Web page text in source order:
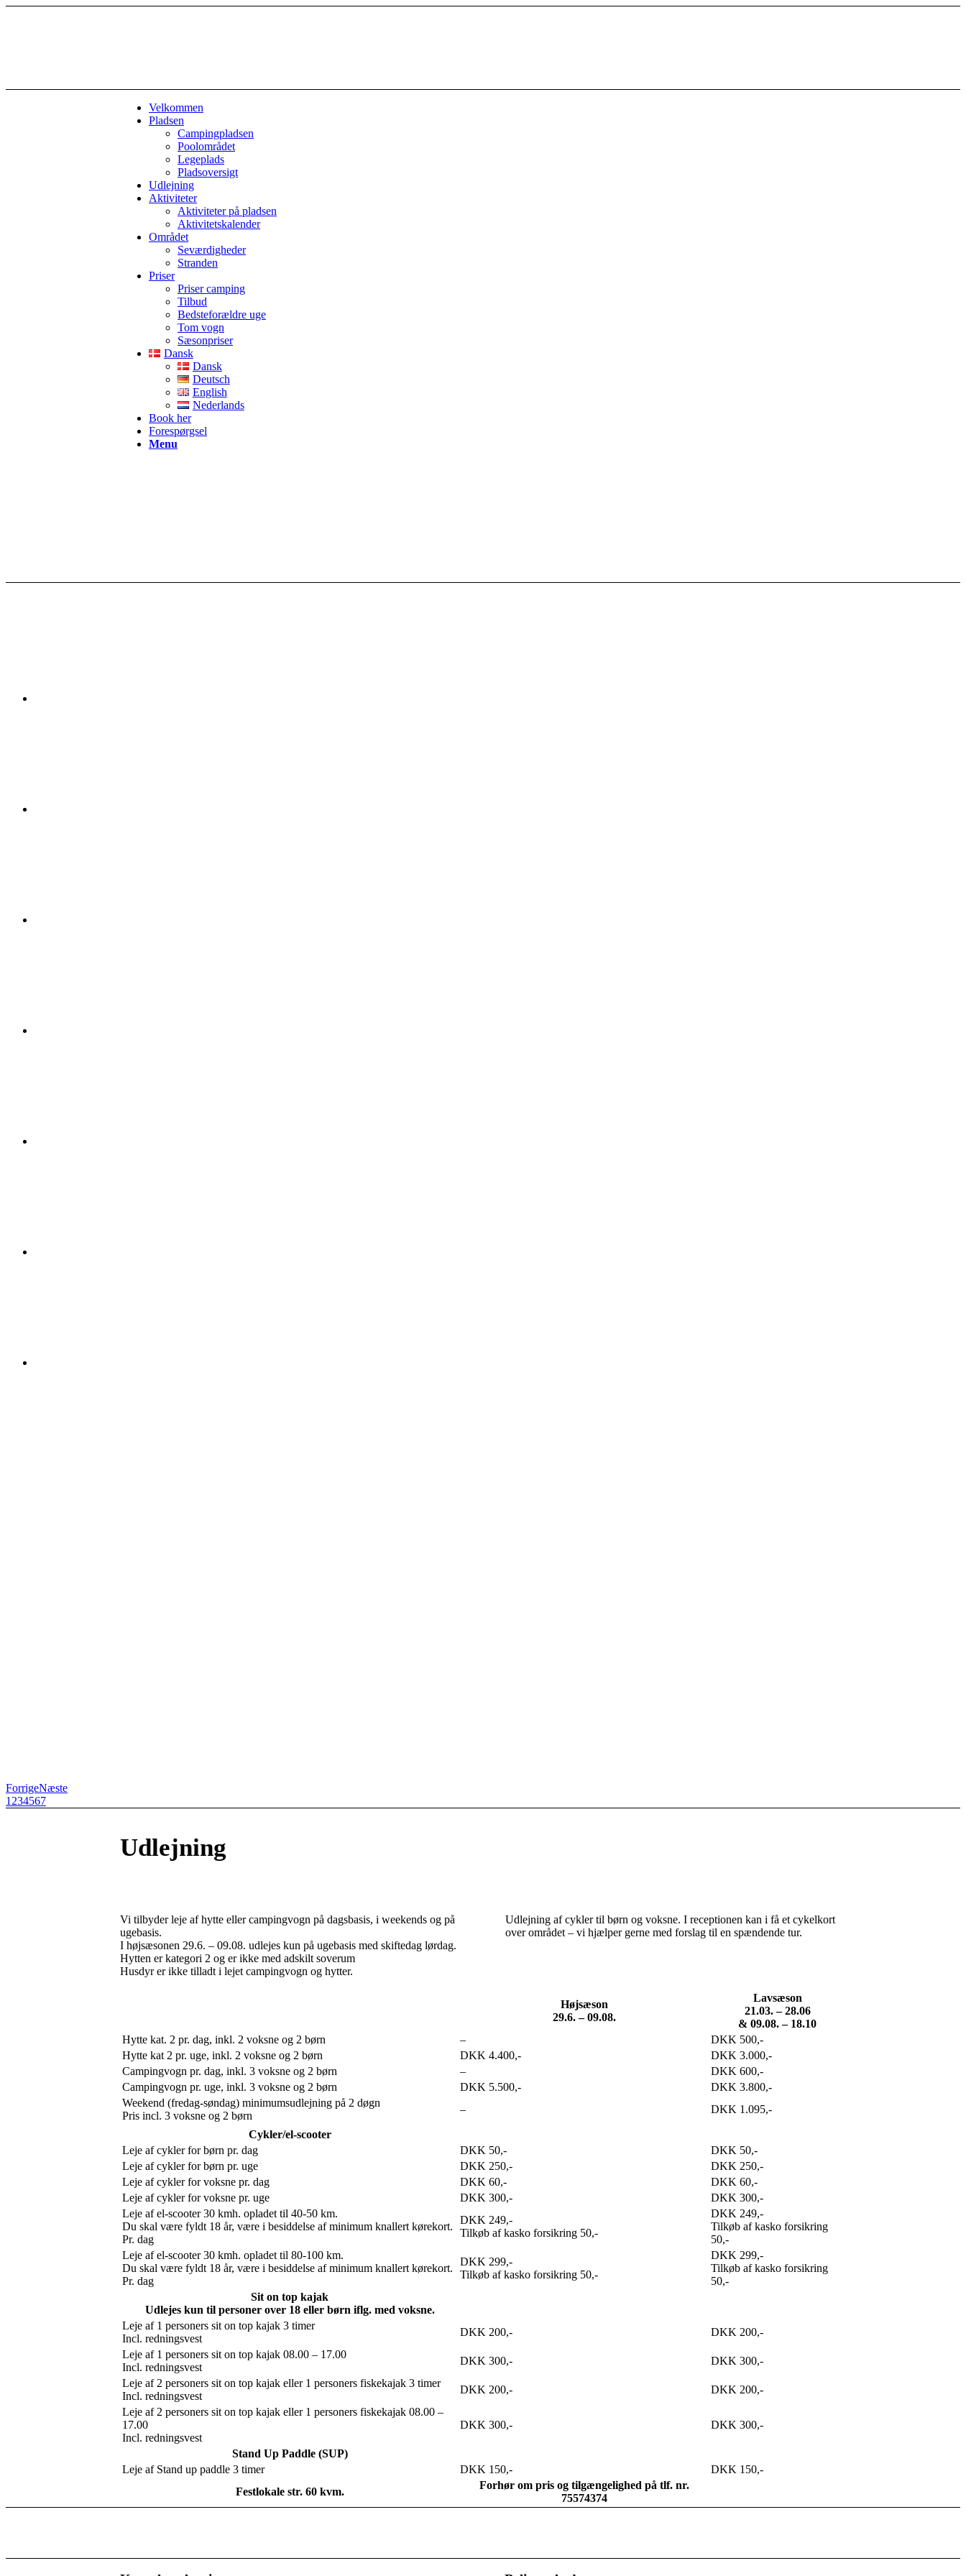
Velkommen
Pladsen
Campingpladsen
Poolområdet
Legeplads
Pladsoversigt
Udlejning
Aktiviteter
Aktiviteter på pladsen
Aktivitetskalender
Området
Seværdigheder
Stranden
Priser
Priser camping
Tilbud
Bedsteforældre uge
Tom vogn
Sæsonpriser
Dansk
Dansk
Deutsch
English
Nederlands
Book her
Forespørgsel
Menu
ForrigeNæste
1 234567
Udlejning
Vi tilbyder leje af hytte eller campingvogn på dagsbasis, i weekends og på
ugebasis.
I højsæsonen 29.6. – 09.08. udlejes kun på ugebasis med skiftedag lørdag.
Hytten er kategori 2 og er ikke med adskilt soverum
Husdyr er ikke tilladt i lejet campingvogn og hytter.
Udlejning af cykler til børn og voksne. I receptionen kan i få et cykelkort
over området – vi hjælper gerne med forslag til en spændende tur.
Højsæson
29.6. – 09.08.
Lavsæson
21.03. – 28.06
& 09.08. – 18.10
Hytte kat. 2 pr. dag, inkl. 2 voksne og 2 børn
–
DKK 500,-
Hytte kat 2 pr. uge, inkl. 2 voksne og 2 børn
DKK 4.400,-
DKK 3.000,-
Campingvogn pr. dag, inkl. 3 voksne og 2 børn
–
DKK 600,-
Campingvogn pr. uge, inkl. 3 voksne og 2 børn
DKK 5.500,-
DKK 3.800,-
Weekend (fredag-søndag) minimumsudlejning på 2 døgn
Pris incl. 3 voksne og 2 børn
– DKK 1.095,-
Cykler/el-scooter
Leje af cykler for børn pr. dag
DKK 50,-
DKK 50,-
Leje af cykler for børn pr. uge
DKK 250,-
DKK 250,-
Leje af cykler for voksne pr. dag
DKK 60,-
DKK 60,-
Leje af cykler for voksne pr. uge
DKK 300,-
DKK 300,-
Leje af el-scooter 30 kmh. opladet til 40-50 km.
Du skal være fyldt 18 år, være i besiddelse af minimum knallert kørekort.
Pr. dag
DKK 249,-
Tilkøb af kasko forsikring 50,-
DKK 249,-
Tilkøb af kasko forsikring
50,-
Leje af el-scooter 30 kmh. opladet til 80-100 km.
Du skal være fyldt 18 år, være i besiddelse af minimum knallert kørekort.
Pr. dag
DKK 299,-
Tilkøb af kasko forsikring 50,-
DKK 299,-
Tilkøb af kasko forsikring
50,-
Sit on top kajak
Udlejes kun til personer over 18 eller børn iflg. med voksne.
Leje af 1 personers sit on top kajak 3 timer
Incl. redningsvest
DKK 200,-
DKK 200,-
Leje af 1 personers sit on top kajak 08.00 – 17.00
Incl. redningsvest
DKK 300,-
DKK 300,-
Leje af 2 personers sit on top kajak eller 1 personers fiskekajak 3 timer
Incl. redningsvest
DKK 200,-
DKK 200,-
Leje af 2 personers sit on top kajak eller 1 personers fiskekajak 08.00 –
17.00
Incl. redningsvest
DKK 300,- DKK 300,-
Stand Up Paddle (SUP)
Leje af Stand up paddle 3 timer
DKK 150,-
DKK 150,-
Festlokale str. 60 kvm.
Forhør om pris og tilgængelighed på tlf. nr.
75574374